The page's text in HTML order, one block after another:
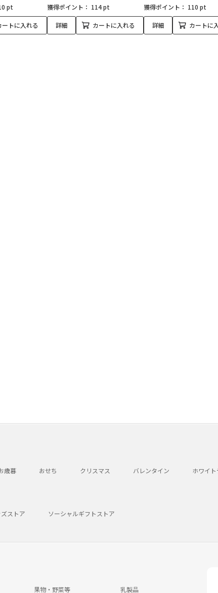
pt
ートに入れる
獲得ポイント： 114 pt
詳細 カートに入れる
獲得ポイント： 110 pt
詳細 カートに
歳暮 おせち クリスマス バレンタイン ホワイト
ストア ソーシャルギフトストア
果物・野菜等 乳製品